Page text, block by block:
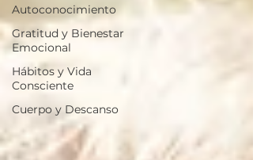
Autoconocimiento
Gratitud y Bienestar
Emocional
Hábitos y Vida
Consciente
Cuerpo y Descanso